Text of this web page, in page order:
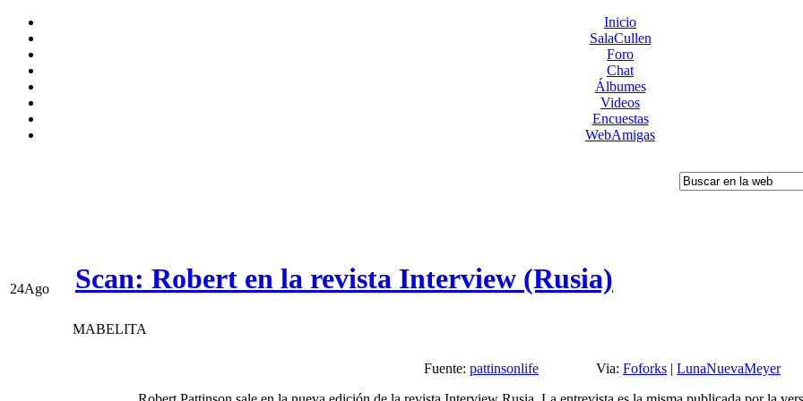
Inicio
SalaCullen
Foro
Chat
Álbumes
Videos
Encuestas
WebAmigas
24Ago Scan: Robert en la revista Interview (Rusia)
MABELITA
Fuente: pattinsonlife Via: Foforks | LunaNuevaMeyer